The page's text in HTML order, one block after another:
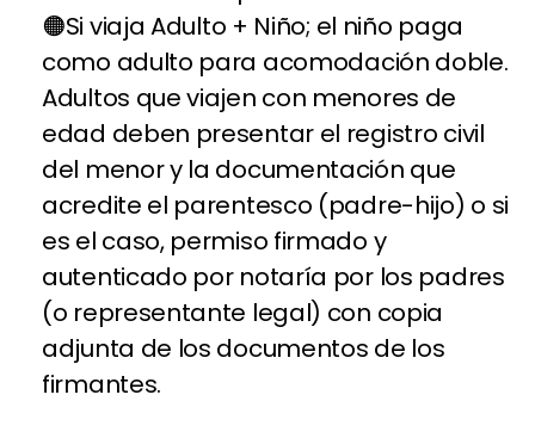
Si viaja Adulto + Niño; el niño paga
como adulto para acomodación doble.
Adultos que viajen con menores de
edad deben presentar el registro civil
del menor y la documentación que
acredite el parentesco (padre-hijo) o si
es el caso, permiso firmado y
autenticado por notaría por los padres
(o representante legal) con copia
adjunta de los documentos de los
firmantes.